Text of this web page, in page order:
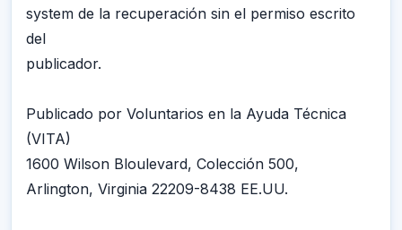
system de la recuperación sin el permiso escrito
del
publicador.
Publicado por Voluntarios en la Ayuda Técnica
(VITA)
1600 Wilson Bloulevard, Colección 500,
Arlington, Virginia 22209-8438 EE.UU.